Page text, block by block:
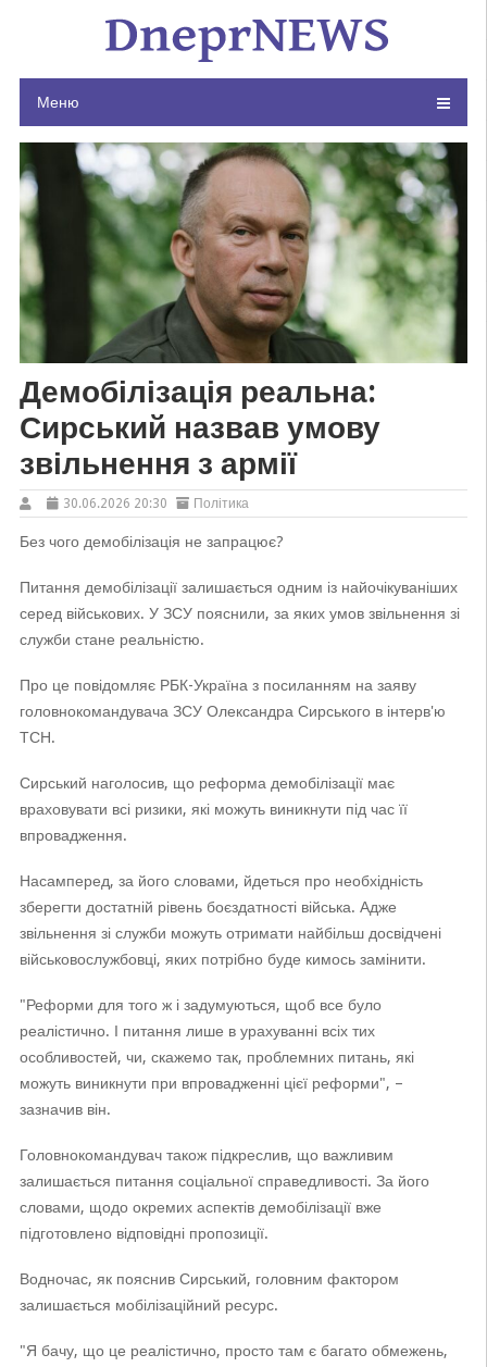
Меню
Демобілізація реальна:
Сирський назвав умову
звільнення з армії
30.06.2026 20:30 Політика
Без чого демобілізація не запрацює?
Питання демобілізації залишається одним із найочікуваніших
серед військових. У ЗСУ пояснили, за яких умов звільнення зі
служби стане реальністю.
Про це повідомляє РБК-Україна з посиланням на заяву
головнокомандувача ЗСУ Олександра Сирського в інтерв'ю
ТСН.
Сирський наголосив, що реформа демобілізації має
враховувати всі ризики, які можуть виникнути під час її
впровадження.
Насамперед, за його словами, йдеться про необхідність
зберегти достатній рівень боєздатності війська. Адже
звільнення зі служби можуть отримати найбільш досвідчені
військовослужбовці, яких потрібно буде кимось замінити.
"Реформи для того ж і задумуються, щоб все було
реалістично. І питання лише в урахуванні всіх тих
особливостей, чи, скажемо так, проблемних питань, які
можуть виникнути при впровадженні цієї реформи", –
зазначив він.
Головнокомандувач також підкреслив, що важливим
залишається питання соціальної справедливості. За його
словами, щодо окремих аспектів демобілізації вже
підготовлено відповідні пропозиції.
Водночас, як пояснив Сирський, головним фактором
залишається мобілізаційний ресурс.
"Я бачу, що це реалістично, просто там є багато обмежень,